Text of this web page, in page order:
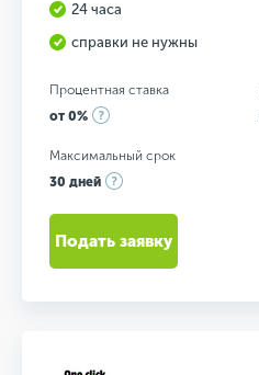
24 часа
справки не нужны
Процентная ставка
от 0%
Максимальный срок
30 дней
Подать заявку